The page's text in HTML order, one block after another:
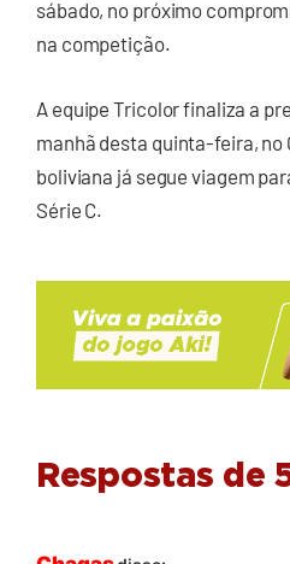
sábado, no próximo
na competição.
A equipe Tricolor finaliza a
manhã desta quinta-feira, no
boliviana já segue viagem
Série C.
Respostas de